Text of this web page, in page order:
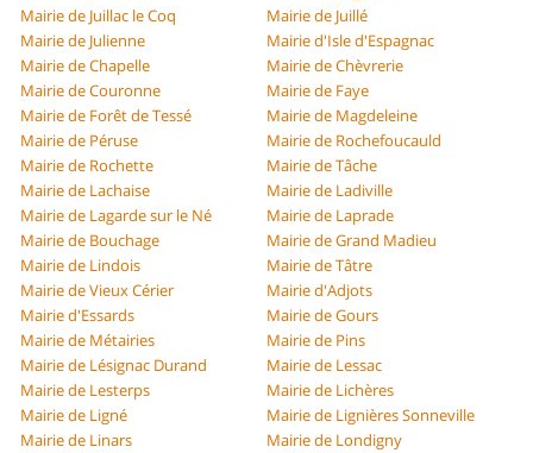
Mairie de Juillac le Coq
Mairie de Juillé
Mairie de Julienne
Mairie d'Isle d'Espagnac
Mairie de Chapelle
Mairie de Chèvrerie
Mairie de Couronne
Mairie de Faye
Mairie de Forêt de Tessé
Mairie de Magdeleine
Mairie de Péruse
Mairie de Rochefoucauld
Mairie de Rochette
Mairie de Tâche
Mairie de Lachaise
Mairie de Ladiville
Mairie de Lagarde sur le Né
Mairie de Laprade
Mairie de Bouchage
Mairie de Grand Madieu
Mairie de Lindois
Mairie de Tâtre
Mairie de Vieux Cérier
Mairie d'Adjots
Mairie d'Essards
Mairie de Gours
Mairie de Métairies
Mairie de Pins
Mairie de Lésignac Durand
Mairie de Lessac
Mairie de Lesterps
Mairie de Lichères
Mairie de Ligné
Mairie de Lignières Sonneville
Mairie de Linars
Mairie de Londigny